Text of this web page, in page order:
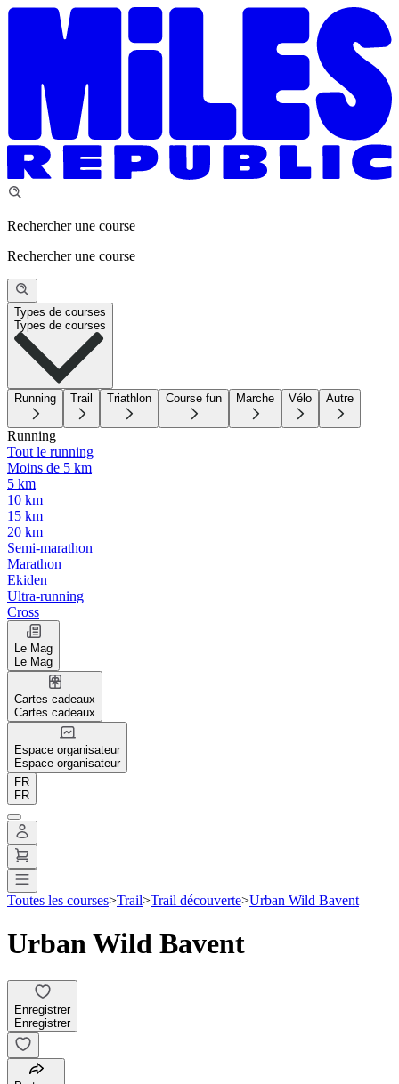
Rechercher une course
Rechercher une course
Types de courses
Types de courses
Running Trail Triathlon Course fun Marche Vélo Autre
Running
Tout le running
Moins de 5 km
5 km
10 km
15 km
20 km
Semi-marathon
Marathon
Ekiden
Ultra-running
Cross
Le Mag
Le Mag
Cartes cadeaux
Cartes cadeaux
Espace organisateur
Espace organisateur
FR
FR
Toutes les courses>Trail>Trail découverte>Urban Wild Bavent
Urban Wild Bavent
Enregistrer
Enregistrer